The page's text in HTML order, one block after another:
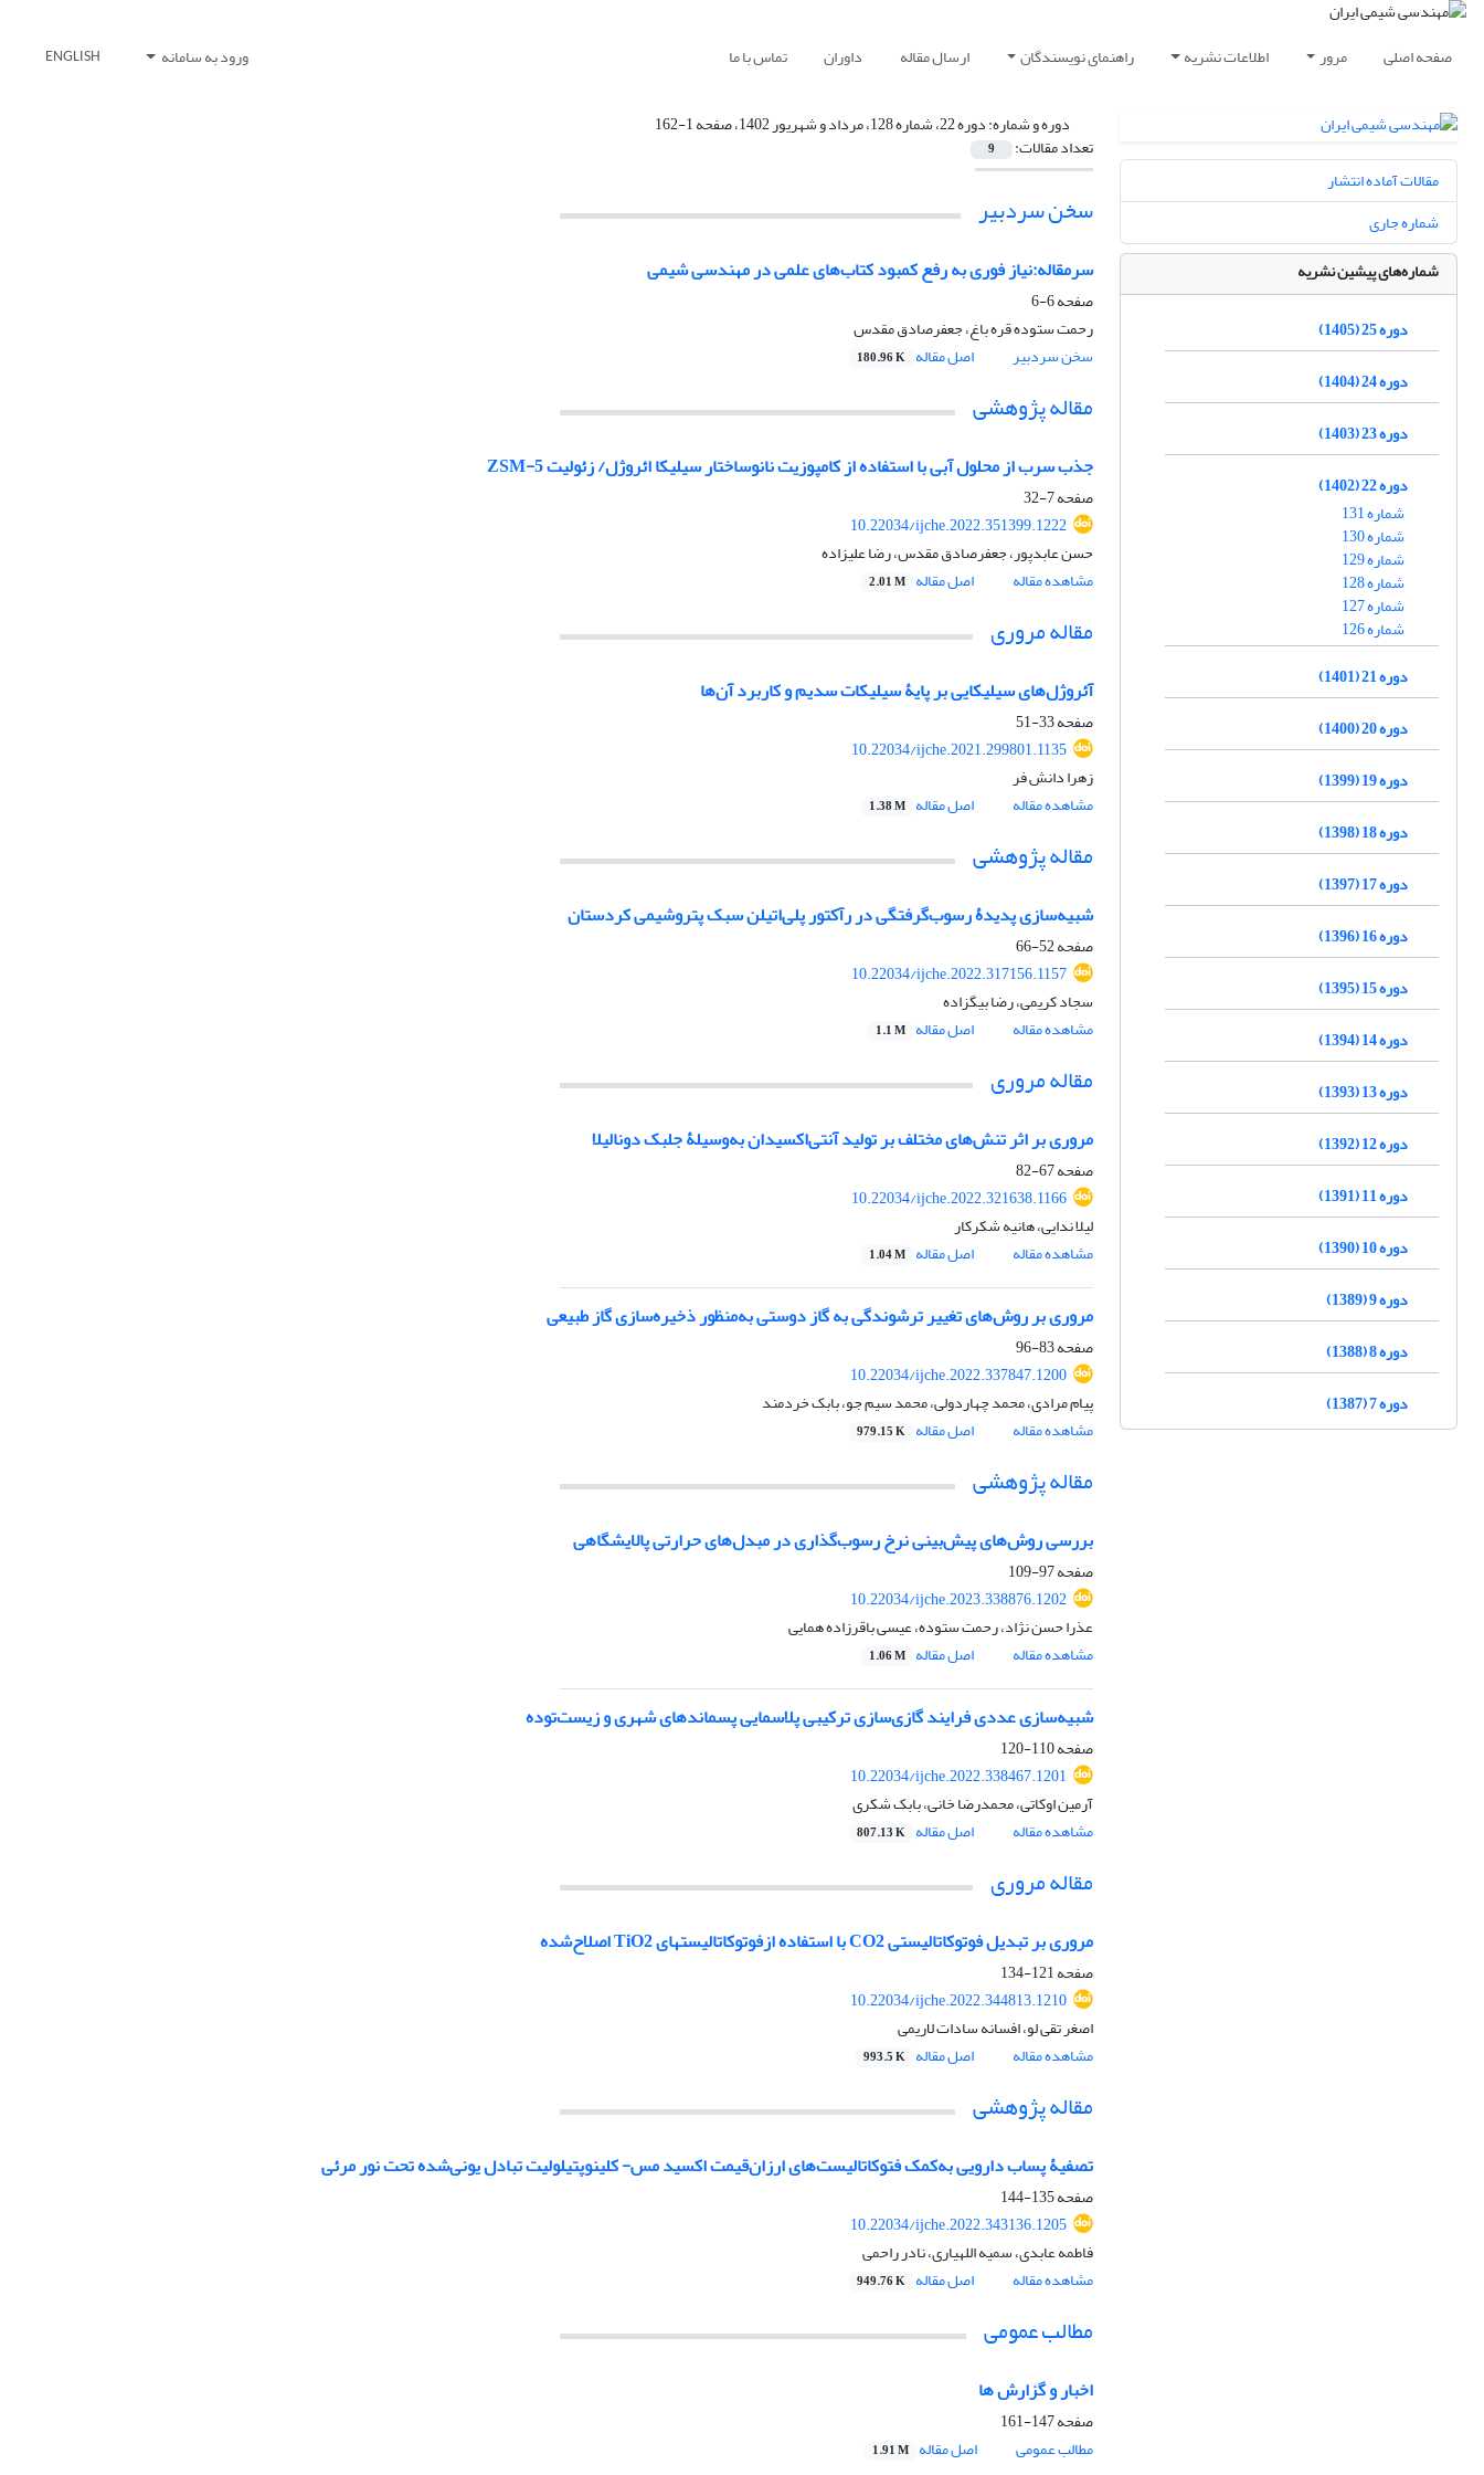
صفحه اصلی مرور اطلاعات نشریه راهنمای نویسندگان ارسال مقاله داوران تماس با ما ورود به سامانه ENGLISH
دوره و شماره:دوره 22، شماره 128، مرداد و شهریور 1402، صفحه 1-162
تعداد مقالات: 9
سخن سردبیر
سرمقاله:نیاز فوری به رفع کمبود کتاب‌های علمی در مهندسی شیمی
صفحه6-6
رحمت ستوده قره باغ، جعفرصادق مقدس
سخن سردبیر
اصل مقاله 180.96 K
مقاله پژوهشی
جذب سرب از محلول آبی با استفاده از کامپوزیت نانوساختار سیلیکا ائروژل/ زئولیت ZSM-5
صفحه7-32
10.22034/ijche.2022.351399.1222
حسن عابدپور، جعفرصادق مقدس، رضا علیزاده
مشاهده مقاله
اصل مقاله 2.01 M
مقاله مروری
آئروژل‌های سیلیکایی بر پایۀ سیلیکات سدیم و کاربرد آن‌ها
صفحه33-51
10.22034/ijche.2021.299801.1135
زهرا دانش فر
مشاهده مقاله
اصل مقاله 1.38 M
مقاله پژوهشی
شبیه‌سازی پدیدۀ رسوب‌گرفتگی در رآکتور پلی‌اتیلن سبک پتروشیمی کردستان
صفحه52-66
10.22034/ijche.2022.317156.1157
سجاد کریمی، رضا بیگزاده
مشاهده مقاله
اصل مقاله 1.1 M
مقاله مروری
مروری بر اثر تنش‌های مختلف بر تولید آنتی‌اکسیدان به‌وسیلۀ جلبک دونالیلا
صفحه67-82
10.22034/ijche.2022.321638.1166
لیلا ندایی، هانیه شکرکار
مشاهده مقاله
اصل مقاله 1.04 M
مروری بر روش‌های تغییر ترشوندگی به گاز دوستی به‌منظور ذخیره‌سازی گاز طبیعی
صفحه83-96
10.22034/ijche.2022.337847.1200
پیام مرادی، محمد چهاردولی، محمد سیم جو، بابک خردمند
مشاهده مقاله
اصل مقاله 979.15 K
مقاله پژوهشی
بررسی روش‌های پیش‌بینی نرخ رسوب‌گذاری در مبدل‌های حرارتی پالایشگاهی
صفحه97-109
10.22034/ijche.2023.338876.1202
عذرا حسن نژاد، رحمت ستوده، عیسی باقرزاده همایی
مشاهده مقاله
اصل مقاله 1.06 M
شبیه‌سازی عددی فرایند گازی‌سازی ترکیبی پلاسمایی پسماندهای شهری و زیست‌‌توده
صفحه110-120
10.22034/ijche.2022.338467.1201
آرمین اوکاتی، محمدرضا خانی، بابک شکری
مشاهده مقاله
اصل مقاله 807.13 K
مقاله مروری
مروری بر تبدیل فوتوکاتالیستی CO2 با استفاده ازفوتوکاتالیست‏های TiO2 اصلاح‌شده
صفحه121-134
10.22034/ijche.2022.344813.1210
اصغر تقی لو، افسانه سادات لاریمی
مشاهده مقاله
اصل مقاله 993.5 K
مقاله پژوهشی
تصفیۀ پساب دارویی به‌کمک فتوکاتالیست‌های ارزان‌قیمت اکسید مس- کلینوپتیلولیت تبادل یونی‌شده تحت نور مرئی
صفحه135-144
10.22034/ijche.2022.343136.1205
فاطمه عابدی، سمیه اللهیاری، نادر راحمی
مشاهده مقاله
اصل مقاله 949.76 K
مطالب عمومی
اخبار و گزارش ها
صفحه147-161
مطالب عمومی
اصل مقاله 1.91 M
مقالات آماده انتشار
شماره جاری
شماره‌های پیشین نشریه
دوره 25 (1405)
دوره 24 (1404)
دوره 23 (1403)
دوره 22 (1402)
شماره 131
شماره 130
شماره 129
شماره 128
شماره 127
شماره 126
دوره 21 (1401)
دوره 20 (1400)
دوره 19 (1399)
دوره 18 (1398)
دوره 17 (1397)
دوره 16 (1396)
دوره 15 (1395)
دوره 14 (1394)
دوره 13 (1393)
دوره 12 (1392)
دوره 11 (1391)
دوره 10 (1390)
دوره 9 (1389)
دوره 8 (1388)
دوره 7 (1387)